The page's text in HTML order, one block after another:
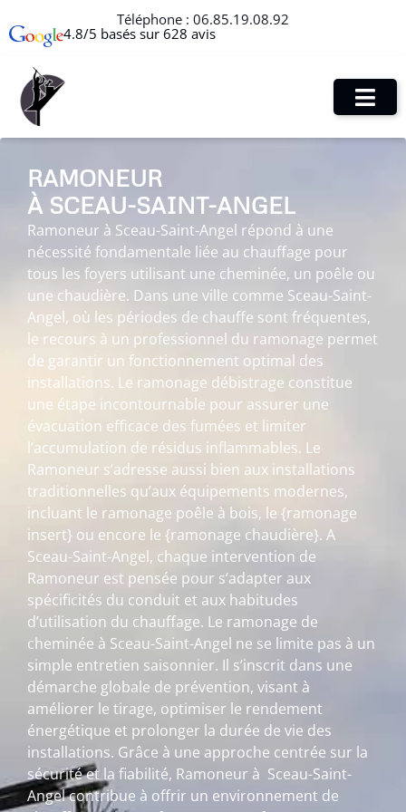
Téléphone : 06.85.19.08.92
4.8/5 basés sur 628 avis
RAMONEUR
À SCEAU-SAINT-ANGEL
Ramoneur à Sceau-Saint-Angel répond à une
nécessité fondamentale liée au chauffage pour
tous les foyers utilisant une cheminée, un poêle ou
une chaudière. Dans une ville comme Sceau-Saint-
Angel, où les périodes de chauffe sont fréquentes,
le recours à un professionnel du ramonage permet
de garantir un fonctionnement optimal des
installations. Le ramonage débistrage constitue
une étape incontournable pour assurer une
évacuation efficace des fumées et limiter
l’accumulation de résidus inflammables. Le
Ramoneur s’adresse aussi bien aux installations
traditionnelles qu’aux équipements modernes,
incluant le ramonage poêle à bois, le {ramonage
insert} ou encore le {ramonage chaudière}. A
Sceau-Saint-Angel, chaque intervention de
Ramoneur est pensée pour s’adapter aux
spécificités du conduit et aux habitudes
d’utilisation du chauffage. Le ramonage de
cheminée à Sceau-Saint-Angel ne se limite pas à un
simple entretien saisonnier. Il s’inscrit dans une
démarche globale de prévention, visant à
améliorer le tirage, optimiser le rendement
énergétique et prolonger la durée de vie des
installations. Grâce à une approche centrée sur la
sécurité et la fiabilité, Ramoneur à Sceau-Saint-
Angel contribue à offrir un environnement de